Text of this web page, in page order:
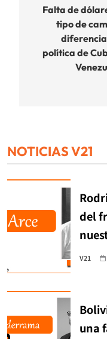
de
entradas
Falta de
tipo de
política de
NOTICIAS V21
del
V21
una